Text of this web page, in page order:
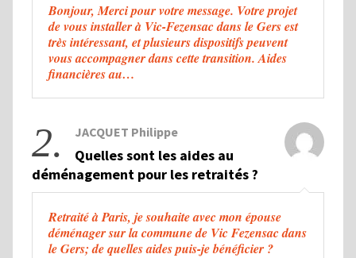
Bonjour, Merci pour votre message. Votre projet
de vous installer à Vic-Fezensac dans le Gers est
très intéressant, et plusieurs dispositifs peuvent
vous accompagner dans cette transition. Aides
financières au…
2. JACQUET Philippe
Quelles sont les aides au
déménagement pour les retraités ?
Retraité à Paris, je souhaite avec mon épouse
déménager sur la commune de Vic Fezensac dans
le Gers; de quelles aides puis-je bénéficier ?